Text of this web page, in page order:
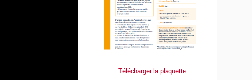
Télécharger la plaquette